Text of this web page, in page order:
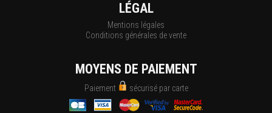
LÉGAL
Mentions légales
Conditions générales de vente
MOYENS DE PAIEMENT
Paiement sécurisé par carte